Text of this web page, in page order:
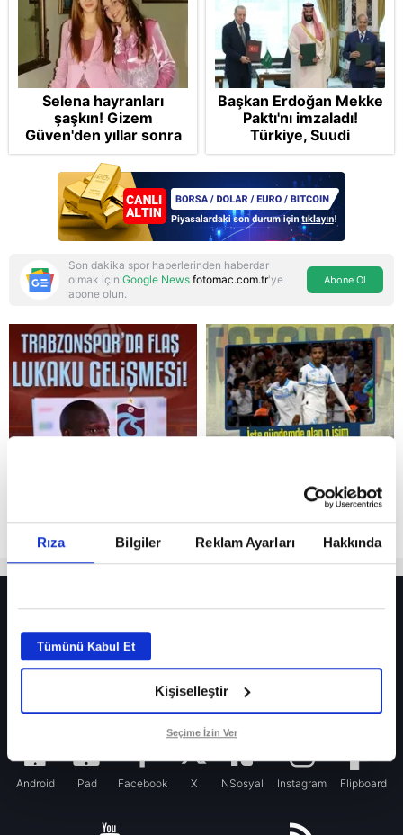
Rıza Bilgiler Reklam Ayarları Hakkında
Tümünü Kabul Et
Kişiselleştir
Seçime İzin Ver
Reddet
Selena hayranları
şaşkın! Gizem
Güven'den yıllar sonra
gelen Cansu Demirci
itirafı! "Konuşmuyoruz"
Başkan Erdoğan Mekke
Paktı'nı imzaladı!
Türkiye, Suudi
Arabistan ve
Pakistan'dan stratejik
güvenlik adımı:
Anlaşmanın tüm
detayları
Son dakika spor haberlerinden haberdar
olmak için Google News fotomac.com.tr'ye
abone olun.
Abone Ol
Fenerbahçe’de sürpriz ayrılık ihtimali! Devre arasında gelmişti
Fenerbahçe’nin yeni transferi Mason Greenwood için olay sözler!
Galatasaray’da rota yeniden Thiago Almada!
Android iPad Facebook X NSosyal Instagram Flipboard